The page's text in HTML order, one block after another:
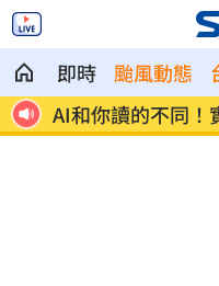
即時 颱風動態
AI和你讀的不同！